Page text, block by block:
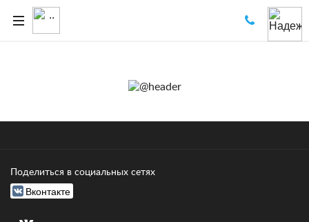
Поделиться в социальных сетях
Вконтакте